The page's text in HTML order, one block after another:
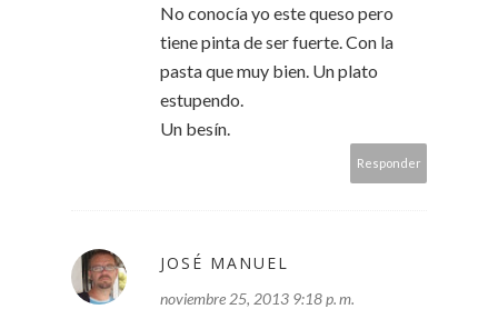
No conocía yo este queso pero
tiene pinta de ser fuerte. Con la
pasta que muy bien. Un plato
estupendo.
Un besín.
Responder
JOSÉ MANUEL
noviembre 25, 2013 9:18 p. m.